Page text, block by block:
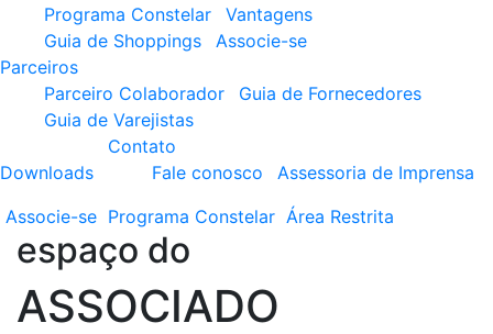
Programa Constelar
Vantagens
Guia de Shoppings
Associe-se
Parceiros
Parceiro Colaborador
Guia de Fornecedores
Guia de Varejistas
Downloads
Contato
Fale conosco
Assessoria de Imprensa
Associe-se Programa Constelar Área Restrita
espaço do
ASSOCIADO